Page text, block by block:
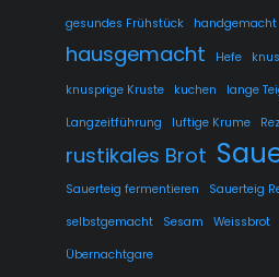
gesundes Frühstück
handgemacht
hausgemacht Hefe
knusprige Kruste
kuchen
lange
Langzeitführung
luftige Krume
rustikales Brot
Sauerteig fermentieren
Sauerteig
selbstgemacht
Sesam
Weissbrot
Übernachtgare